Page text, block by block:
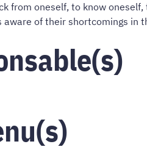
from oneself, to know
aware of their shortcomings in